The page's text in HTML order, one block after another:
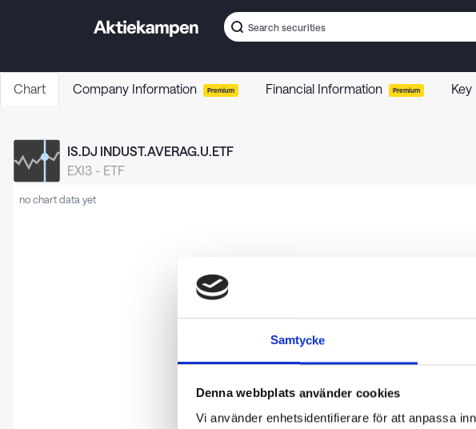
Samtycke
Denna webbplats använder cookies
Vi använder enhetsidentifierare för att anpassa
Chart Company Information Premium Financial Information Premium Key
IS.DJ INDUST.AVERAG.U.ETF
EXI3 - ETF
no chart data yet